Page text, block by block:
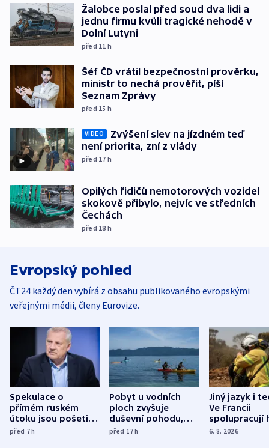
Žalobce poslal před soud dva lidi a
jednu firmu kvůli tragické nehodě v
Dolní Lutyni
před 11 h
Šéf ČD vrátil bezpečnostní prověrku,
ministr to nechá prověřit, píší
Seznam Zprávy
před 15 h
VIDEO
Zvýšení slev na jízdném teď
není priorita, zní z vlády
před 17 h
Opilých řidičů nemotorových vozidel
skokově přibylo, nejvíc ve středních
Čechách
před 18 h
Evropský pohled
ČT24 každý den vybírá z obsahu publikovaného evropskými
veřejnými médii, členy Eurovize.
Spekulace o
přímém ruském
útoku jsou pošetilé,
míní estonský
před 7h
Pobyt u vodních
ploch zvyšuje
duševní pohodu,
ukázala
před 17h
Jiný jazyk i
Ve Francii
spolupracují
různých zemí
6. 8. 2026